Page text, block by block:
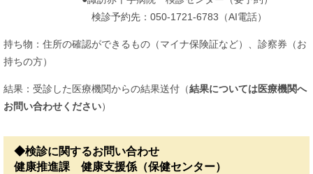
検診予約先：050-1721-6783（AI電話）
持ち物：住所の確認ができるもの（マイナ保険証など）、診察券（お
持ちの方）
結果：受診した医療機関からの結果送付（結果については医療機関へ
お問い合わせください）
◆検診に関するお問い合わせ
健康推進課 健康支援係（保健センター）